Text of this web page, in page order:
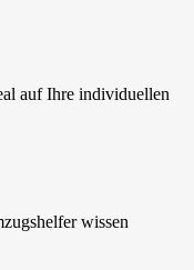
auf Ihre individuellen
wissen